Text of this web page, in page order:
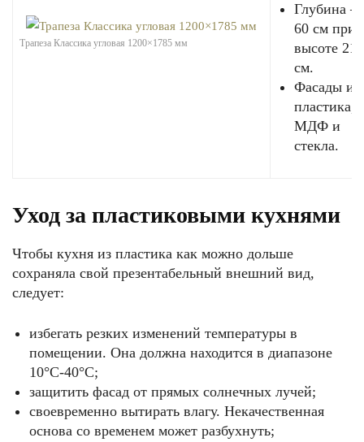
Трапеза Классика угловая 1200×1785 мм
Глубина –
60 см при
высоте 214
см.
Фасады из
пластика,
МДФ и
стекла.
Уход за пластиковыми кухнями
Чтобы кухня из пластика как можно дольше
сохраняла свой презентабельный внешний вид,
следует:
избегать резких изменений температуры в
помещении. Она должна находится в диапазоне
10°С-40°С;
защитить фасад от прямых солнечных лучей;
своевременно вытирать влагу. Некачественная
основа со временем может разбухнуть;